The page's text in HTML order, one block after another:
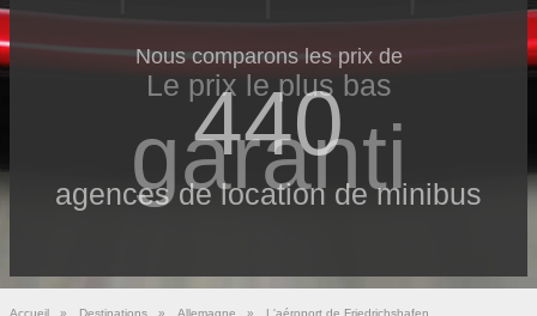
Nous comparons les prix de
440
agences de location de minibus
Le prix le​ plus bas
garanti
Accueil » Destinations » Allemagne » L'aéroport de Friedrichshafen